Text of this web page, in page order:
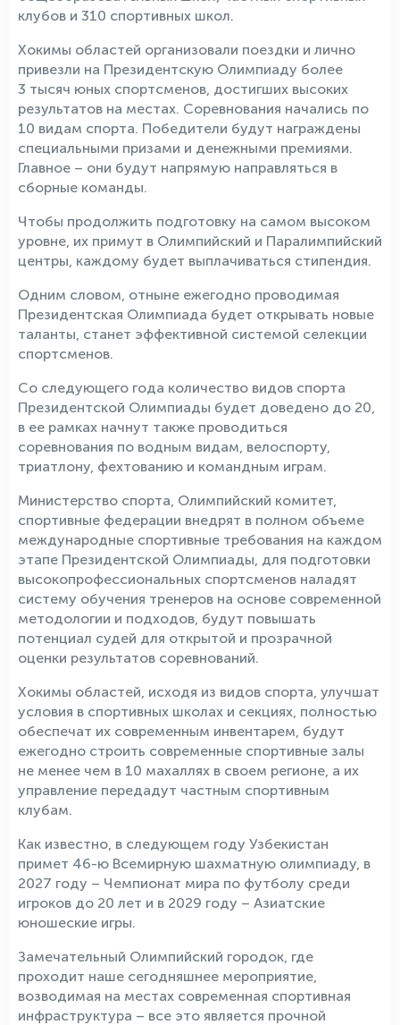
клубов и 310 спортивных школ.
Хокимы областей организовали поездки и лично
привезли на Президентскую Олимпиаду более
3 тысяч юных спортсменов, достигших высоких
результатов на местах. Соревнования начались по
10 видам спорта. Победители будут награждены
специальными призами и денежными премиями.
Главное – они будут напрямую направляться в
сборные команды.
Чтобы продолжить подготовку на самом высоком
уровне, их примут в Олимпийский и Паралимпийский
центры, каждому будет выплачиваться стипендия.
Одним словом, отныне ежегодно проводимая
Президентская Олимпиада будет открывать новые
таланты, станет эффективной системой селекции
спортсменов.
Со следующего года количество видов спорта
Президентской Олимпиады будет доведено до 20,
в ее рамках начнут также проводиться
соревнования по водным видам, велоспорту,
триатлону, фехтованию и командным играм.
Министерство спорта, Олимпийский комитет,
спортивные федерации внедрят в полном объеме
международные спортивные требования на каждом
этапе Президентской Олимпиады, для подготовки
высокопрофессиональных спортсменов наладят
систему обучения тренеров на основе современной
методологии и подходов, будут повышать
потенциал судей для открытой и прозрачной
оценки результатов соревнований.
Хокимы областей, исходя из видов спорта, улучшат
условия в спортивных школах и секциях, полностью
обеспечат их современным инвентарем, будут
ежегодно строить современные спортивные залы
не менее чем в 10 махаллях в своем регионе, а их
управление передадут частным спортивным
клубам.
Как известно, в следующем году Узбекистан
примет 46-ю Всемирную шахматную олимпиаду, в
2027 году – Чемпионат мира по футболу среди
игроков до 20 лет и в 2029 году – Азиатские
юношеские игры.
Замечательный Олимпийский городок, где
проходит наше сегодняшнее мероприятие,
возводимая на местах современная спортивная
инфраструктура – все это является прочной